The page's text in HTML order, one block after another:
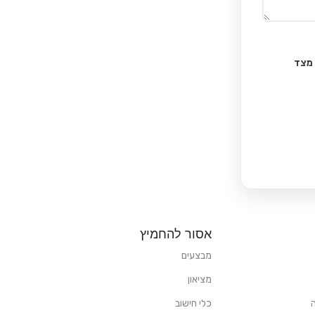
מצד
אסור להחמיץ
מבצעים
מציאון
כלי חישוב